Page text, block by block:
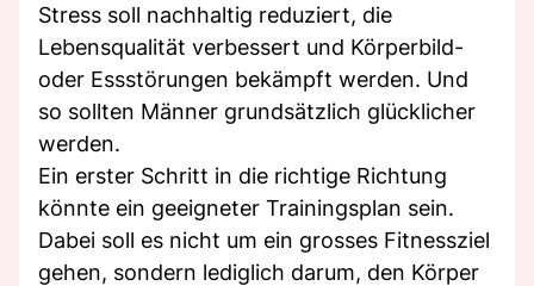
Stress soll nachhaltig reduziert, die
Lebensqualität verbessert und Körperbild-
oder Essstörungen bekämpft werden. Und
so sollten Männer grundsätzlich glücklicher
werden.
Ein erster Schritt in die richtige Richtung
könnte ein geeigneter Trainingsplan sein.
Dabei soll es nicht um ein grosses Fitnessziel
gehen, sondern lediglich darum, den Körper